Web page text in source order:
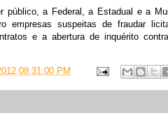
público, a Federal, a Estadual e a
empresas suspeitas de fraudar
e a abertura de inquérito
08:31:00 PM